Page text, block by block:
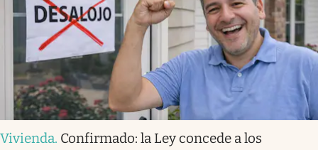
Vivienda. Confirmado: la Ley concede a los